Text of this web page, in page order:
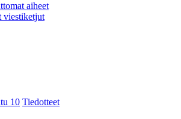
aiheet
viestiketjut
10 Tiedotteet